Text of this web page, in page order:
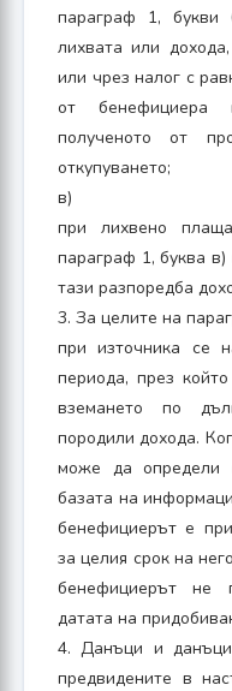
параграф 1,
лихвата или
или чрез налог с
от бенефициера
полученото от
откупуването;
в)
при лихвено
параграф 1, буква
тази разпоредба
3. За целите на
при източника се
периода, през
вземането по
породили дохода.
може да определи
базата на
бенефициерът е
за целия срок на
бенефициерът не
датата на
4. Данъци и
предвидените в